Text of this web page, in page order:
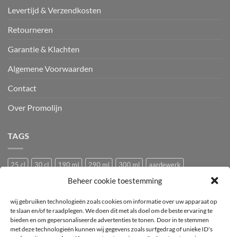
Beheer cookie toestemming
wij gebruiken technologieën zoals cookies om informatie over uw apparaat op
te slaan en/of te raadplegen. We doen dit met als doel om de beste ervaring te
bieden en om gepersonaliseerde advertenties te tonen. Door in te stemmen
met deze technologieën kunnen wij gegevens zoals surfgedrag of unieke ID's
Levertijd & Verzendkosten
Retourneren
Garantie & Klachten
Algemene Voorwaarden
Contact
Over Promolijn
TAGS
25 cl 30 cl 190 ml 290 ml 300 ml
aardewerk
Bedrukking bedrukt Bedrukt wijnglas
bier
bierglas Camping glazen Caravan glazen
Festival glas
haan hen Horeca wijnglas Kip
Kunststof
logo
mok mus Pasabahce pluimvee porselein Proefglas